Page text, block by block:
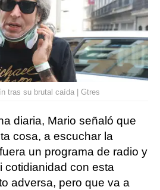
tras su brutal caída | Gtres
diaria, Mario señaló que
cosa, a escuchar la
un programa de radio y
cotidianidad con esta
adversa, pero que va a